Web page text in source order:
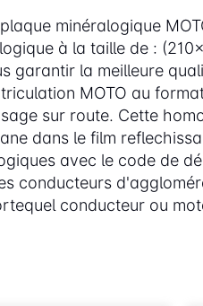
minéralogique
à la taille de :
garantir la meilleure
MOTO au
sur route. Cette
dans le film
avec le code de
conducteurs
conducteur ou